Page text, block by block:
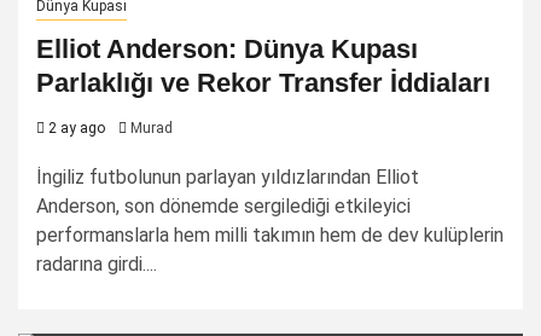
Dünya Kupası
Elliot Anderson: Dünya Kupası
Parlaklığı ve Rekor Transfer İddiaları
2 ay ago Murad
İngiliz futbolunun parlayan yıldızlarından Elliot
Anderson, son dönemde sergilediği etkileyici
performanslarla hem milli takımın hem de dev kulüplerin
radarına girdi....